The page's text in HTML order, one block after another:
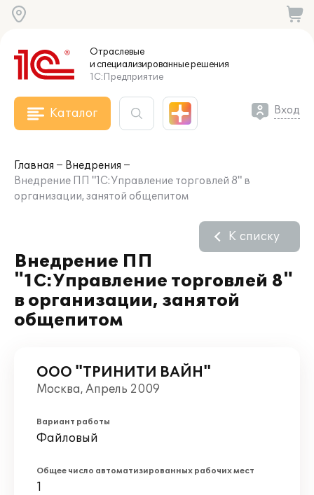
Отраслевые
и специализированныерешения
1С:Предприятие
Каталог Вход
Главная
Внедрения
Внедрение ПП "1С:Управление торговлей 8" в
организации, занятой общепитом
Внедрение ПП
"1С:Управление торговлей 8"
в организации, занятой
общепитом
К списку
ООО "ТРИНИТИ ВАЙН"
Москва, Апрель 2009
Вариант работы
Файловый
Общее число автоматизированных рабочих мест
1